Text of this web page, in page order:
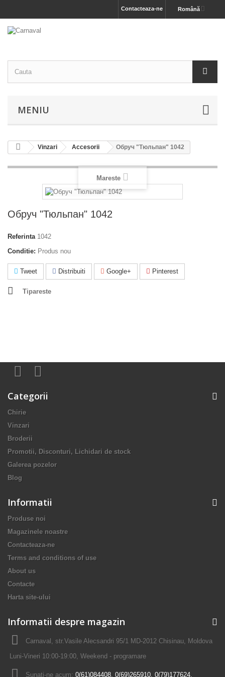
Română
Contacteaza-ne
MENIU
Vinzari Accesorii Обруч "Тюльпан" 1042
Mareste
Обруч "Тюльпан" 1042
Referinta 1042
Conditie: Produs nou
Tweet Distribuiti Google+ Pinterest
Tipareste
Categorii
Chirie
Vinzari
Broderii
Promotii, Disconturi, Lichidari de stock
Galerea pozelor
Blog
Informatii
Produse noi
Magazinele noastre
Contacteaza-ne
Terms and conditions of use
About us
Сontacte
Harta site-ului
Informatii despre magazin
Carnaval, str.Vasile Alecsandri 95/1 MD-2012 Chisinau, Moldova
Luni-Vineri 10:00-19:00, Weekend - programare
Sunati-ne acum: 0(61)084408, 0(69)265910, 0(79)177624,